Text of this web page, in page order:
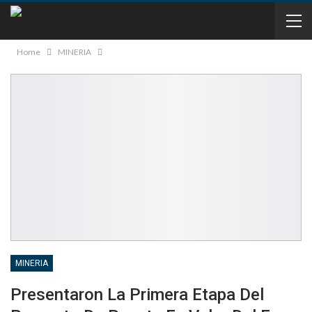
Home MINERIA
MINERIA
Presentaron La Primera Etapa Del